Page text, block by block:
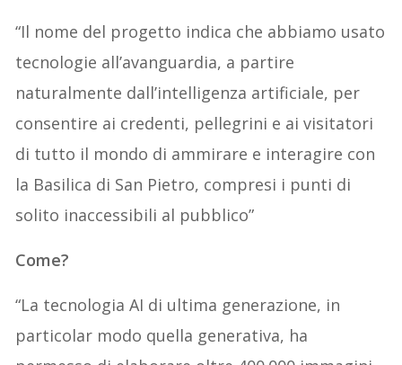
“Il nome del progetto indica che abbiamo usato
tecnologie all’avanguardia, a partire
naturalmente dall’intelligenza artificiale, per
consentire ai credenti, pellegrini e ai visitatori
di tutto il mondo di ammirare e interagire con
la Basilica di San Pietro, compresi i punti di
solito inaccessibili al pubblico”
Come?
“La tecnologia AI di ultima generazione, in
particolar modo quella generativa, ha